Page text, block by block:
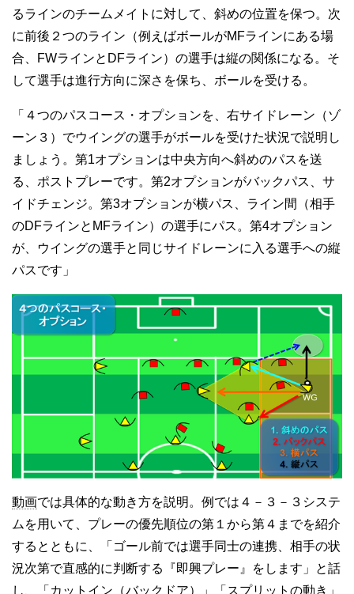
るラインのチームメイトに対して、斜めの位置を保つ。次
に前後２つのライン（例えばボールがMFラインにある場
合、FWラインとDFライン）の選手は縦の関係になる。そ
して選手は進行方向に深さを保ち、ボールを受ける。
「４つのパスコース・オプションを、右サイドレーン（ゾ
ーン３）でウイングの選手がボールを受けた状況で説明し
ましょう。第1オプションは中央方向へ斜めのパスを送
る、ポストプレーです。第2オプションがバックパス、サ
イドチェンジ。第3オプションが横パス、ライン間（相手
のDFラインとMFライン）の選手にパス。第4オプション
が、ウイングの選手と同じサイドレーンに入る選手への縦
パスです」
動画では具体的な動き方を説明。例では４－３－３システ
ムを用いて、プレーの優先順位の第１から第４までを紹介
するとともに、「ゴール前では選手同士の連携、相手の状
況次第で直感的に判断する『即興プレー』をします」と話
し、「カットイン（バックドア）」「スプリットの動き」